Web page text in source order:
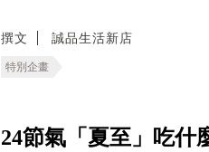
撰文 誠品生活新店
特別企畫
24節氣「夏至」吃什